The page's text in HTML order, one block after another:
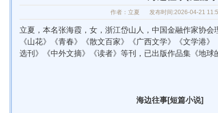
作者：立夏 发布时间:2026-04-21
立夏，本名张海霞，女，浙江岱山人，中国金融作家协
《山花》《青春》《散文百家》《广西文学》《文学港
选刊》《中外文摘》《读者》等刊，已出版作品集《地球
海边往事[短篇小说]